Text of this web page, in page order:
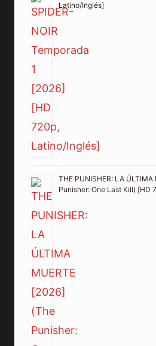
Latino/Inglés]
THE PUNISHER: LA
Punisher: One Last Kill) [HD